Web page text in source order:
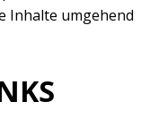
Inhalte umgehend